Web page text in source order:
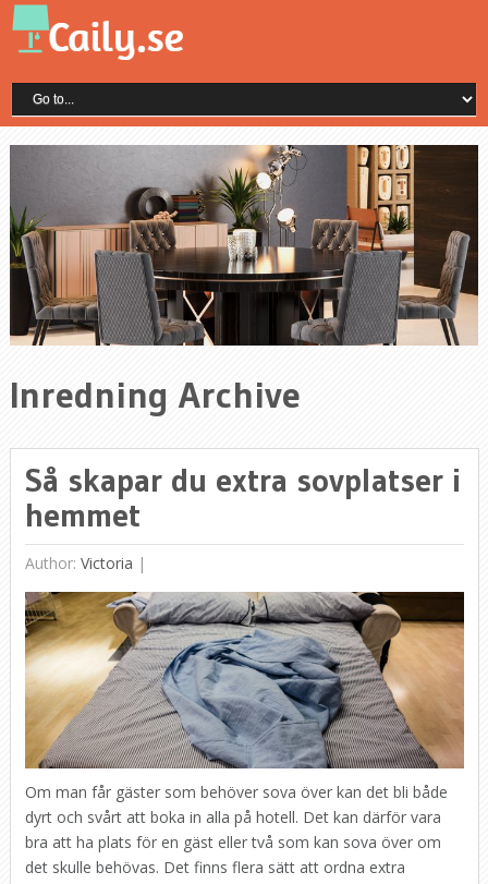
Inredning Archive
Så skapar du extra sovplatser i
hemmet
Author: Victoria |
Om man får gäster som behöver sova över kan det bli både
dyrt och svårt att boka in alla på hotell. Det kan därför vara
bra att ha plats för en gäst eller två som kan sova över om
det skulle behövas. Det finns flera sätt att ordna extra